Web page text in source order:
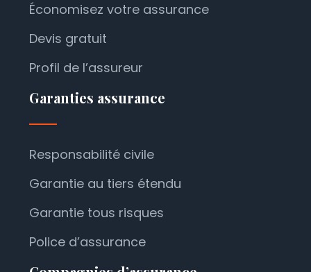
Économisez votre assurance
Devis gratuit
Profil de l’assureur
Garanties assurance
Responsabilité civile
Garantie au tiers étendu
Garantie tous risques
Police d’assurance